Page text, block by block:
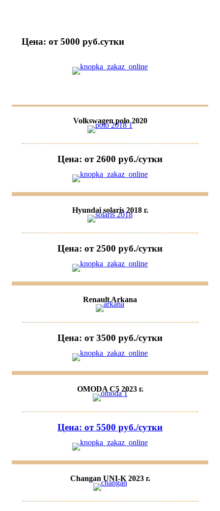
Цена: от 5000 руб.cутки
Volkswagen polo 2020
Цена: от 2600 руб./сутки
Hyundai solaris 2018 г.
Цена: от 2500 руб./сутки
Renault Arkana
Цена: от 3500 руб./сутки
OMODA C5 2023 г.
Цена: от 5500 руб./сутки
Changan UNI-K 2023 г.